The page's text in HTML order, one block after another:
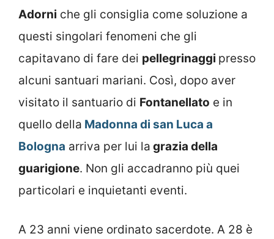
Adorni che gli consiglia come soluzione a
questi singolari fenomeni che gli
capitavano di fare dei pellegrinaggi presso
alcuni santuari mariani. Così, dopo aver
visitato il santuario di Fontanellato e in
quello della Madonna di san Luca a
Bologna arriva per lui la grazia della
guarigione. Non gli accadranno più quei
particolari e inquietanti eventi.
A 23 anni viene ordinato sacerdote. A 28 è